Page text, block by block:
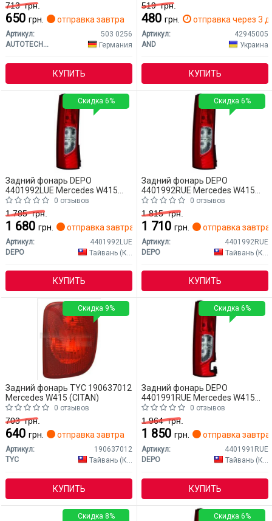
713грн.
650 грн. отправка завтра
Артикул:
503 0256
AUTOTECHTEILE
Германия
КУПИТЬ
519грн.
480 грн. отправка через 3
Артикул:
42945005
AND
Украина
КУПИТЬ
Задний фонарь DEPO
4401992LUE Mercedes W415
(CITAN)
0 отзывов
1 785грн.
1 680 грн. отправка завтра
Артикул:
4401992LUE
DEPO
Тайвань (Китай)
КУПИТЬ
Скидка 6%
Задний фонарь DEPO
4401992RUE Mercedes W415
(CITAN)
0 отзывов
1 815грн.
1 710 грн. отправка завтра
Артикул:
4401992RUE
DEPO
Тайвань (Китай)
КУПИТЬ
Скидка 6%
Задний фонарь TYC 190637012
Mercedes W415 (CITAN)
0 отзывов
703грн.
640 грн. отправка завтра
Артикул:
190637012
TYC
Тайвань (Китай)
КУПИТЬ
Скидка 9%
Задний фонарь DEPO
4401991RUE Mercedes W415
(CITAN)
0 отзывов
1 964грн.
1 850 грн. отправка завтра
Артикул:
4401991RUE
DEPO
Тайвань (Китай)
КУПИТЬ
Скидка 6%
Скидка 8% Скидка 6%